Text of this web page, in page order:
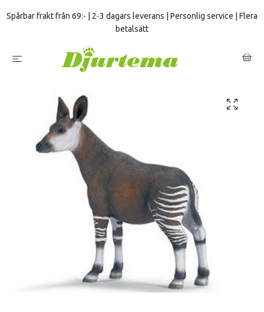
Spårbar frakt från 69:- | 2-3 dagars leverans | Personlig service | Flera
betalsätt